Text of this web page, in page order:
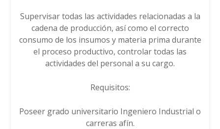
Supervisar todas las actividades relacionadas a la
cadena de producción, así como el correcto
consumo de los insumos y materia prima durante
el proceso productivo, controlar todas las
actividades del personal a su cargo.
Requisitos:
Poseer grado universitario Ingeniero Industrial o
carreras afín.